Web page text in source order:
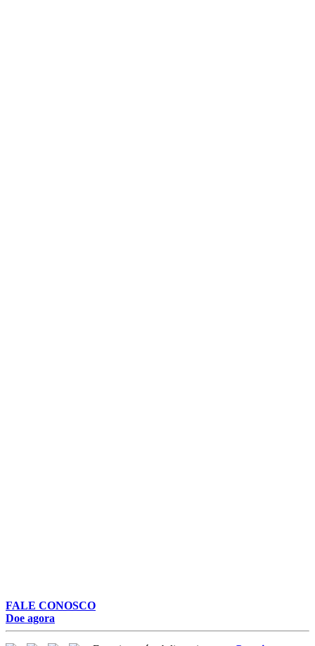
FALE CONOSCO
Doe agora